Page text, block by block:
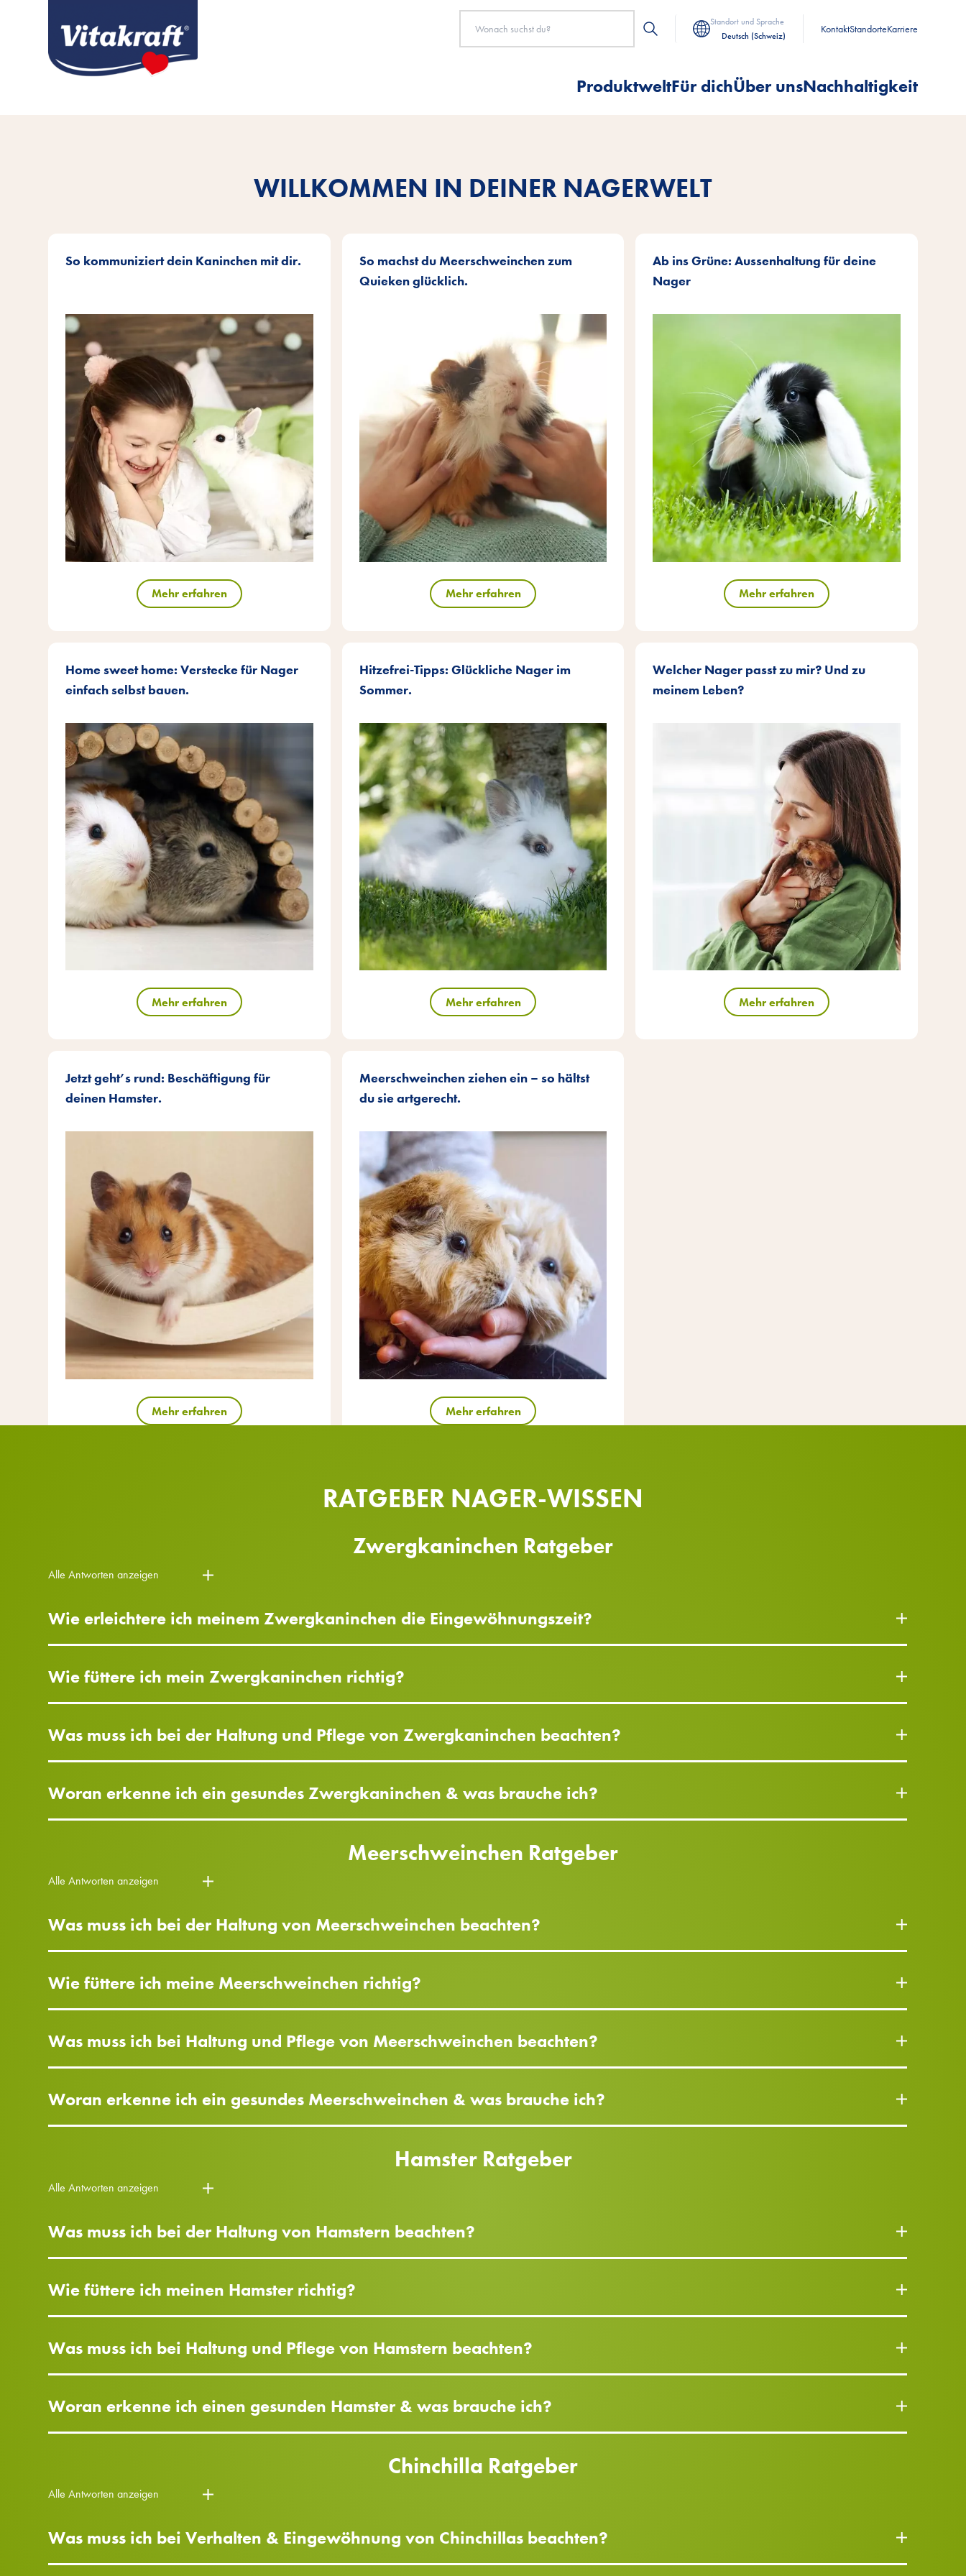
Standort und Sprache
Deutsch (Schweiz)
KontaktStandorteKarriere
ProduktweltFür dichÜber unsNachhaltigkeit
WILLKOMMEN IN DEINER NAGERWELT
So kommuniziert dein Kaninchen mit dir.
Mehr erfahren
So machst du Meerschweinchen zum
Quieken glücklich.
Mehr erfahren
Ab ins Grüne: Aussenhaltung für deine
Nager
Mehr erfahren
Home sweet home: Verstecke für Nager
einfach selbst bauen.
Mehr erfahren
Hitzefrei-Tipps: Glückliche Nager im
Sommer.
Mehr erfahren
Welcher Nager passt zu mir? Und zu
meinem Leben?
Mehr erfahren
Jetzt geht’s rund: Beschäftigung für
deinen Hamster.
Mehr erfahren
Meerschweinchen ziehen ein – so hältst
du sie artgerecht.
Mehr erfahren
RATGEBER NAGER-WISSEN
Zwergkaninchen Ratgeber
Alle Antworten anzeigen
Wie erleichtere ich meinem Zwergkaninchen die Eingewöhnungszeit?
Wie füttere ich mein Zwergkaninchen richtig?
Was muss ich bei der Haltung und Pflege von Zwergkaninchen beachten?
Woran erkenne ich ein gesundes Zwergkaninchen & was brauche ich?
Meerschweinchen Ratgeber
Alle Antworten anzeigen
Was muss ich bei der Haltung von Meerschweinchen beachten?
Wie füttere ich meine Meerschweinchen richtig?
Was muss ich bei Haltung und Pflege von Meerschweinchen beachten?
Woran erkenne ich ein gesundes Meerschweinchen & was brauche ich?
Hamster Ratgeber
Alle Antworten anzeigen
Was muss ich bei der Haltung von Hamstern beachten?
Wie füttere ich meinen Hamster richtig?
Was muss ich bei Haltung und Pflege von Hamstern beachten?
Woran erkenne ich einen gesunden Hamster & was brauche ich?
Chinchilla Ratgeber
Alle Antworten anzeigen
Was muss ich bei Verhalten & Eingewöhnung von Chinchillas beachten?